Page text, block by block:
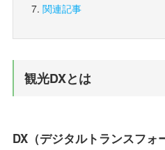
関連記事
観光DXとは
DX（デジタルトランスフォ